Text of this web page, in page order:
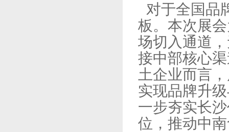
对于全国品
板。本次展
场切入通道
接中部核心
土企业而言
实现品牌升
一步夯实长
位，推动中